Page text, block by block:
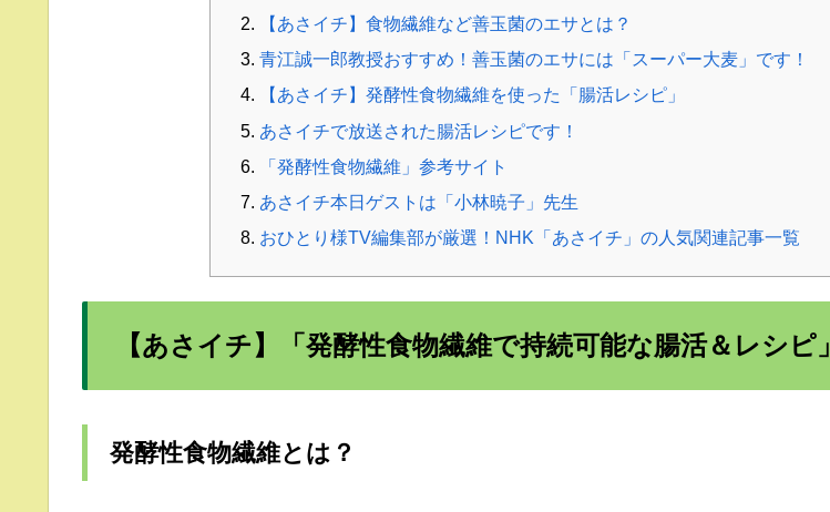
【あさイチ】食物繊維など善玉菌のエサとは？
青江誠一郎教授おすすめ！善玉菌のエサには「スーパー大麦」です！
【あさイチ】発酵性食物繊維を使った「腸活レシピ」
あさイチで放送された腸活レシピです！
「発酵性食物繊維」参考サイト
あさイチ本日ゲストは「小林暁子」先生
おひとり様TV編集部が厳選！NHK「あさイチ」の人気関連記事一覧
【あさイチ】「発酵性食物繊維で持続可能な腸活＆レシピ」
発酵性食物繊維とは？